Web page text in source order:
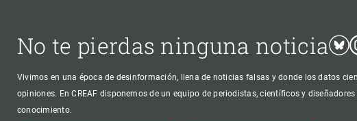
No te pierdas ninguna noticia
Vivimos en una época de desinformación, llena de noticias falsas y donde los datos
opiniones. En CREAF disponemos de un equipo de periodistas, científicos y
conocimiento.